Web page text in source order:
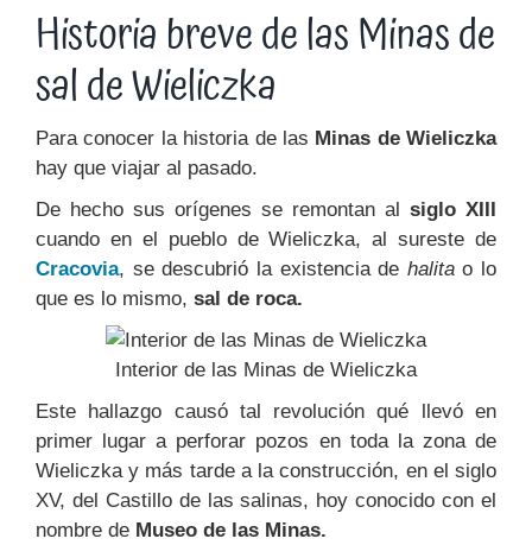
Historia breve de las Minas de
sal de Wieliczka
Para conocer la historia de las Minas de Wieliczka
hay que viajar al pasado.
De hecho sus orígenes se remontan al siglo XIII
cuando en el pueblo de Wieliczka, al sureste de
Cracovia, se descubrió la existencia de halitao lo
que es lo mismo, sal de roca.
Interior de las Minas de Wieliczka
Este hallazgo causó tal revolución qué llevó en
primer lugar a perforar pozos en toda la zona de
Wieliczka y más tarde a la construcción, en el siglo
XV, del Castillo de las salinas, hoy conocido con el
nombre de Museo de las Minas.